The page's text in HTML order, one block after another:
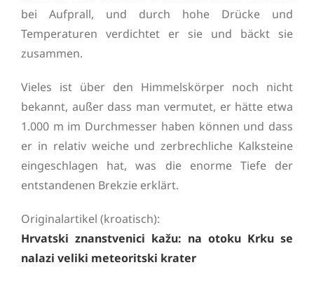
bei Aufprall, und durch hohe Drücke und
Temperaturen verdichtet er sie und bäckt sie
zusammen.
Vieles ist über den Himmelskörper noch nicht
bekannt, außer dass man vermutet, er hätte etwa
1.000 m im Durchmesser haben können und dass
er in relativ weiche und zerbrechliche Kalksteine
eingeschlagen hat, was die enorme Tiefe der
entstandenen Brekzie erklärt.
Originalartikel (kroatisch):
Hrvatski znanstvenici kažu: na otoku Krku se
nalazi veliki meteoritski krater